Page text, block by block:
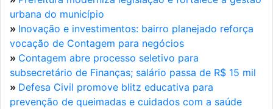
urbana do município
» Inovação e investimentos: bairro planejado reforça
vocação de Contagem para negócios
» Contagem abre processo seletivo para
subsecretário de Finanças; salário passa de R$ 15 mil
» Defesa Civil promove blitz educativa para
prevenção de queimadas e cuidados com a saúde